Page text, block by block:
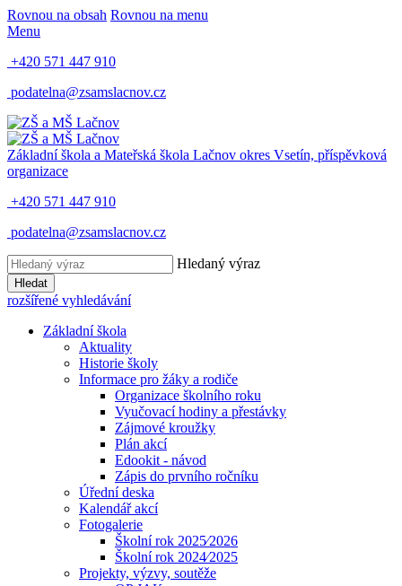
Rovnou na obsah Rovnou na menu
Menu
+420 571 447 910
podatelna@zsamslacnov.cz
Základní škola a Mateřská škola Lačnov okres Vsetín, příspěvková
organizace
+420 571 447 910
podatelna@zsamslacnov.cz
Hledaný výraz
Hledat
rozšířené vyhledávání
Základní škola
Aktuality
Historie školy
Informace pro žáky a rodiče
Organizace školního roku
Vyučovací hodiny a přestávky
Zájmové kroužky
Plán akcí
Edookit - návod
Zápis do prvního ročníku
Úřední deska
Kalendář akcí
Fotogalerie
Školní rok 2025⁄2026
Školní rok 2024⁄2025
Projekty, výzvy, soutěže